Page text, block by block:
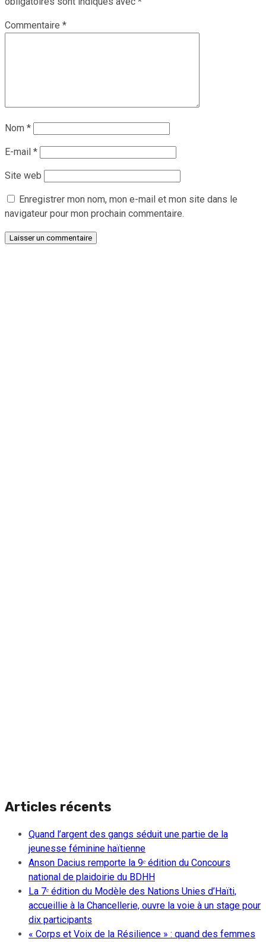
Commentaire *
Nom *
E-mail *
Site web
Enregistrer mon nom, mon e-mail et mon site dans le
navigateur pour mon prochain commentaire.
Articles récents
Quand l’argent des gangs séduit une partie de la
jeunesse féminine haïtienne
Anson Dacius remporte la 9ᵉ édition du Concours
national de plaidoirie du BDHH
La 7ᵉ édition du Modèle des Nations Unies d’Haïti,
accueillie à la Chancellerie, ouvre la voie à un stage pour
dix participants
« Corps et Voix de la Résilience » : quand des femmes